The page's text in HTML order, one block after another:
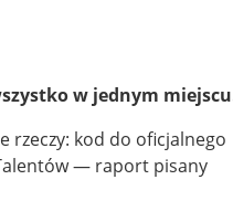
w jednym
rzeczy: kod do oficjalnego
— raport pisany